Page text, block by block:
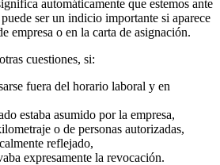
automáticamente que estemos ante
ser un indicio importante si aparece
empresa o en la carta de asignación.
cuestiones, si:
fuera del horario laboral y en
estaba asumido por la empresa,
o de personas autorizadas,
reflejado,
expresamente la revocación.